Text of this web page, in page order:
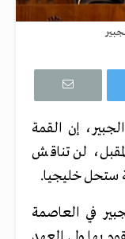
إن القمة
المقبل، لن تناقش
ستحل خليجيا.
في العاصمة